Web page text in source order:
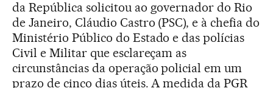
da República solicitou ao governador do Rio
de Janeiro, Cláudio Castro (PSC), e à chefia do
Ministério Público do Estado e das polícias
Civil e Militar que esclareçam as
circunstâncias da operação policial em um
prazo de cinco dias úteis. A medida da PGR